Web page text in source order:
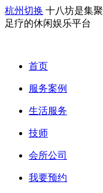
杭州切换 十八坊是集
足疗的休闲娱乐平台
首页
服务案例
生活服务
技师
会所公司
我要预约